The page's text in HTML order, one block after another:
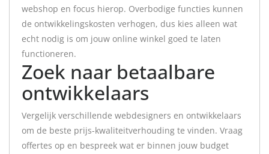
webshop en focus hierop. Overbodige functies kunnen
de ontwikkelingskosten verhogen, dus kies alleen wat
echt nodig is om jouw online winkel goed te laten
functioneren.
Zoek naar betaalbare
ontwikkelaars
Vergelijk verschillende webdesigners en ontwikkelaars
om de beste prijs-kwaliteitverhouding te vinden. Vraag
offertes op en bespreek wat er binnen jouw budget